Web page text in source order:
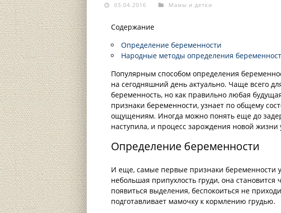
03.04.2016 Мамы и детки
Содержание
Определение беременности
Народные методы определения
Популярным способом определения
на сегодняшний день актуально. Чаще всего
беременность, но как правильно любая
признаки беременности, узнает по общему
ощущениям. Иногда можно понять еще до
наступила, и процесс зарождения новой жизни
Определение беременности
И еще, самые первые признаки беременности
небольшая припухлость груди, она становится
появиться выделения, беспокоиться не
подготавливает мамочку к кормлению грудью.